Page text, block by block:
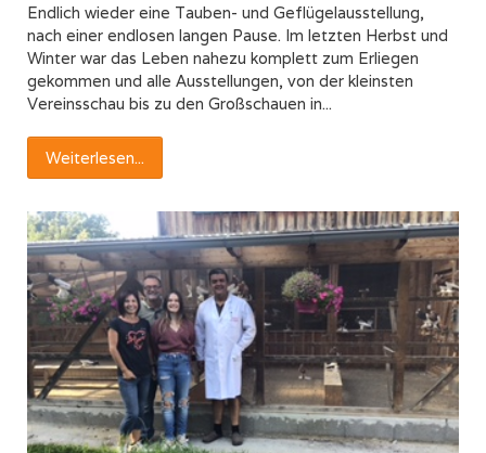
Endlich wieder eine Tauben- und Geflügelausstellung,
nach einer endlosen langen Pause. Im letzten Herbst und
Winter war das Leben nahezu komplett zum Erliegen
gekommen und alle Ausstellungen, von der kleinsten
Vereinsschau bis zu den Großschauen in...
Weiterlesen...